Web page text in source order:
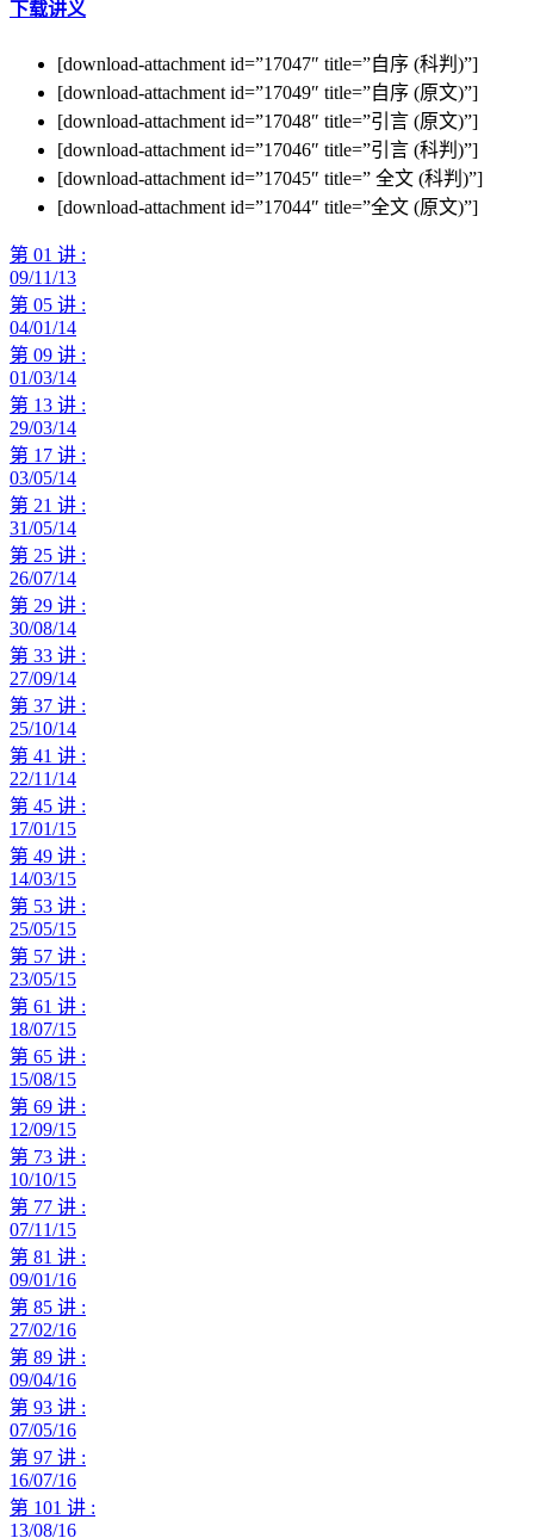
下载讲义
[download-attachment id=”17047″ title=”自序 (科判)”]
[download-attachment id=”17049″ title=”自序 (原文)”]
[download-attachment id=”17048″ title=”引言 (原文)”]
[download-attachment id=”17046″ title=”引言 (科判)”]
[download-attachment id=”17045″ title=” 全文 (科判)”]
[download-attachment id=”17044″ title=”全文 (原文)”]
第 01 讲 :
09/11/13
第 05 讲 :
04/01/14
第 09 讲 :
01/03/14
第 13 讲 :
29/03/14
第 17 讲 :
03/05/14
第 21 讲 :
31/05/14
第 25 讲 :
26/07/14
第 29 讲 :
30/08/14
第 33 讲 :
27/09/14
第 37 讲 :
25/10/14
第 41 讲 :
22/11/14
第 45 讲 :
17/01/15
第 49 讲 :
14/03/15
第 53 讲 :
25/05/15
第 57 讲 :
23/05/15
第 61 讲 :
18/07/15
第 65 讲 :
15/08/15
第 69 讲 :
12/09/15
第 73 讲 :
10/10/15
第 77 讲 :
07/11/15
第 81 讲 :
09/01/16
第 85 讲 :
27/02/16
第 89 讲 :
09/04/16
第 93 讲 :
07/05/16
第 97 讲 :
16/07/16
第 101 讲 :
13/08/16